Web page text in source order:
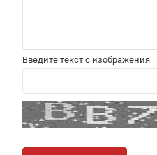
Введите текст с изображения